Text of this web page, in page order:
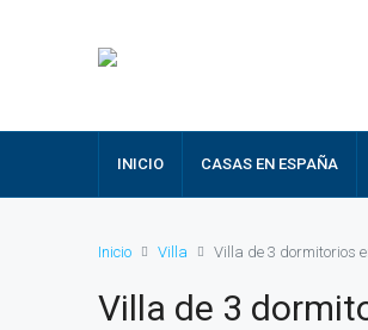
INICIO CASAS EN ESPAÑA
Inicio Villa Villa de 3 dormitorios
Villa de 3